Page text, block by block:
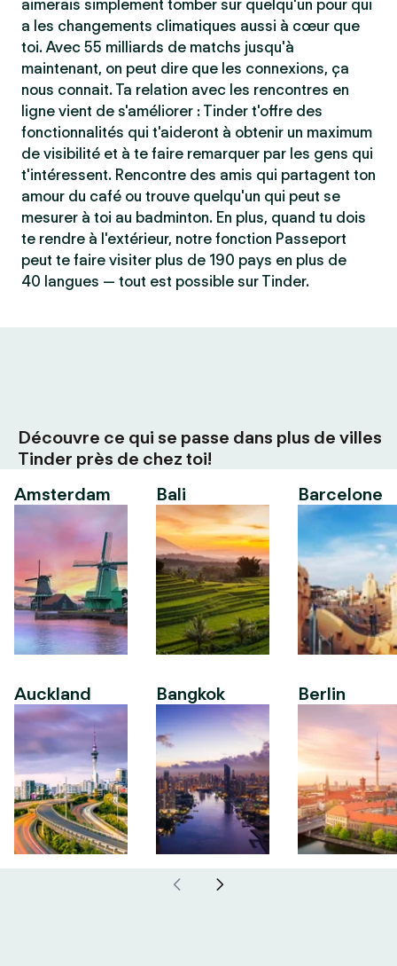
aimerais simplement tomber sur quelqu'un pour qui
a les changements climatiques aussi à cœur que
toi. Avec 55 milliards de matchs jusqu'à
maintenant, on peut dire que les connexions, ça
nous connait. Ta relation avec les rencontres en
ligne vient de s'améliorer : Tinder t'offre des
fonctionnalités qui t'aideront à obtenir un maximum
de visibilité et à te faire remarquer par les gens qui
t'intéressent. Rencontre des amis qui partagent ton
amour du café ou trouve quelqu'un qui peut se
mesurer à toi au badminton. En plus, quand tu dois
te rendre à l'extérieur, notre fonction Passeport
peut te faire visiter plus de 190 pays en plus de
40 langues — tout est possible sur Tinder.
Découvre ce qui se passe dans plus de villes
Tinder près de chez toi!
Amsterdam
Auckland
Bali
Bangkok
Barcelone
Berlin